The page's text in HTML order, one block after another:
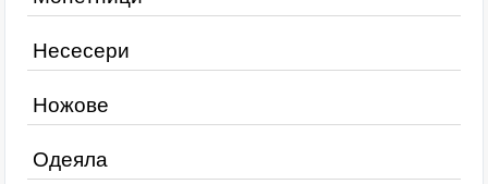
Несесери
Ножове
Одеяла